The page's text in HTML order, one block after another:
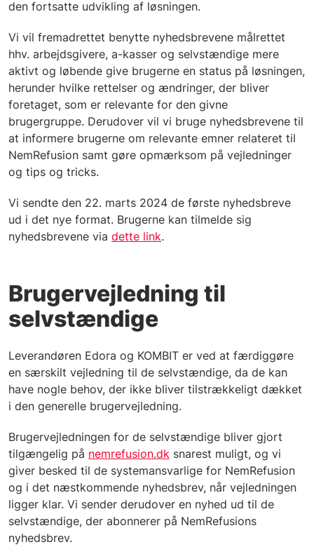
den fortsatte udvikling af løsningen.
Vi vil fremadrettet benytte nyhedsbrevene målrettet
hhv. arbejdsgivere, a-kasser og selvstændige mere
aktivt og løbende give brugerne en status på løsningen,
herunder hvilke rettelser og ændringer, der bliver
foretaget, som er relevante for den givne
brugergruppe. Derudover vil vi bruge nyhedsbrevene til
at informere brugerne om relevante emner relateret til
NemRefusion samt gøre opmærksom på vejledninger
og tips og tricks.
Vi sendte den 22. marts 2024 de første nyhedsbreve
ud i det nye format. Brugerne kan tilmelde sig
nyhedsbrevene via dette link.
Brugervejledning til
selvstændige
Leverandøren Edora og KOMBIT er ved at færdiggøre
en særskilt vejledning til de selvstændige, da de kan
have nogle behov, der ikke bliver tilstrækkeligt dækket
i den generelle brugervejledning.
Brugervejledningen for de selvstændige bliver gjort
tilgængelig på nemrefusion.dk snarest muligt, og vi
giver besked til de systemansvarlige for NemRefusion
og i det næstkommende nyhedsbrev, når vejledningen
ligger klar. Vi sender derudover en nyhed ud til de
selvstændige, der abonnerer på NemRefusions
nyhedsbrev.